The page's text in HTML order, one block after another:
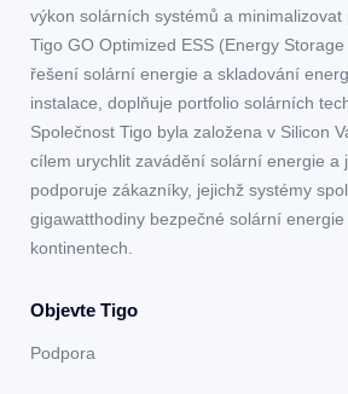
výkon solárních systémů a minimalizovat
Tigo GO Optimized ESS (Energy
řešení solární energie a skladování
instalace, doplňuje portfolio solárních
Společnost Tigo byla založena v Silicon
cílem urychlit zavádění solární energie a
podporuje zákazníky, jejichž systémy
gigawatthodiny bezpečné solární energie
kontinentech.
Objevte Tigo
Podpora